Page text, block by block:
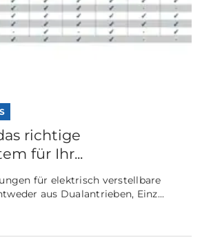
richtige
für Ihr...
für elektrisch verstellbare
aus Dualantrieben, Einz...